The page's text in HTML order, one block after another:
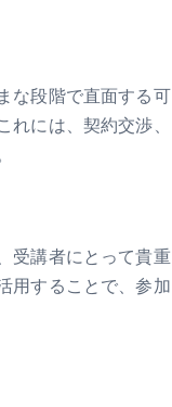
な段階で直面する可
には、契約交渉、
受講者にとって貴重
用することで、参加